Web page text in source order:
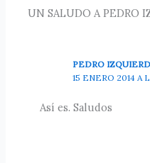
UN SALUDO A PEDRO
PEDRO
15 ENERO 2014 A
Así es. Saludos